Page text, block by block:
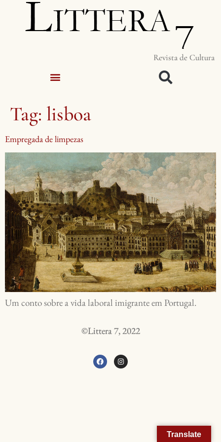
Revista de Cultura
Tag: lisboa
Empregada de limpezas
Um conto sobre a vida laboral imigrante em Portugal.
©Littera 7, 2022
Translate